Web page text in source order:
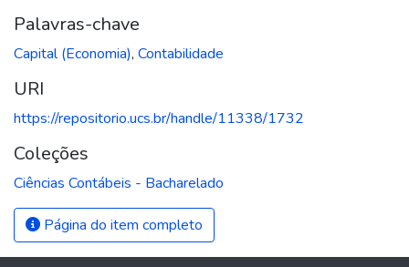
Palavras-chave
Capital (Economia), Contabilidade
URI
https://repositorio.ucs.br/handle/11338/1732
Coleções
Ciências Contábeis - Bacharelado
Página do item completo